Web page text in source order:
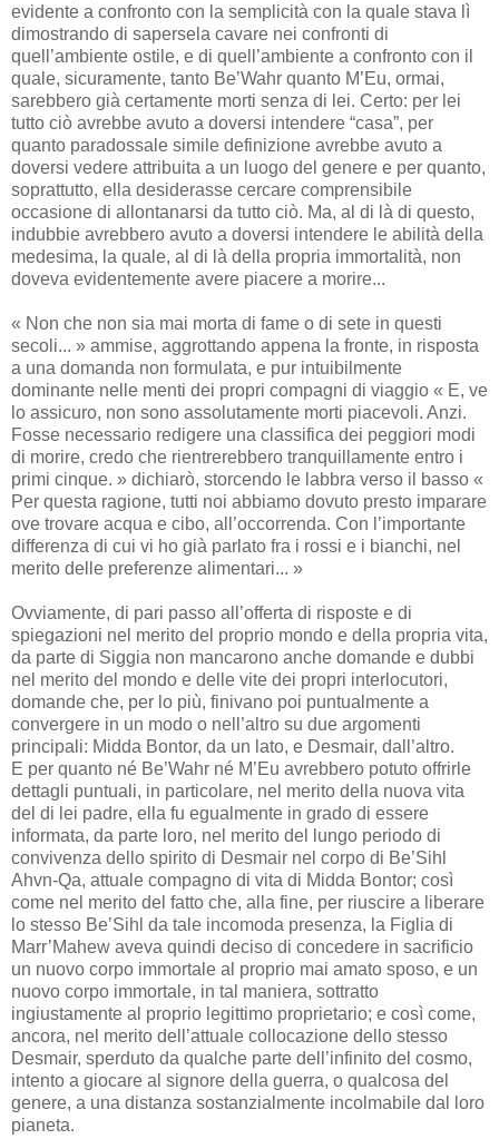
evidente a confronto con la semplicità con la quale stava lì
dimostrando di sapersela cavare nei confronti di
quell’ambiente ostile, e di quell’ambiente a confronto con il
quale, sicuramente, tanto Be’Wahr quanto M’Eu, ormai,
sarebbero già certamente morti senza di lei. Certo: per lei
tutto ciò avrebbe avuto a doversi intendere “casa”, per
quanto paradossale simile definizione avrebbe avuto a
doversi vedere attribuita a un luogo del genere e per quanto,
soprattutto, ella desiderasse cercare comprensibile
occasione di allontanarsi da tutto ciò. Ma, al di là di questo,
indubbie avrebbero avuto a doversi intendere le abilità della
medesima, la quale, al di là della propria immortalità, non
doveva evidentemente avere piacere a morire...
« Non che non sia mai morta di fame o di sete in questi
secoli... » ammise, aggrottando appena la fronte, in risposta
a una domanda non formulata, e pur intuibilmente
dominante nelle menti dei propri compagni di viaggio « E, ve
lo assicuro, non sono assolutamente morti piacevoli. Anzi.
Fosse necessario redigere una classifica dei peggiori modi
di morire, credo che rientrerebbero tranquillamente entro i
primi cinque. » dichiarò, storcendo le labbra verso il basso «
Per questa ragione, tutti noi abbiamo dovuto presto imparare
ove trovare acqua e cibo, all’occorrenda. Con l’importante
differenza di cui vi ho già parlato fra i rossi e i bianchi, nel
merito delle preferenze alimentari... »
Ovviamente, di pari passo all’offerta di risposte e di
spiegazioni nel merito del proprio mondo e della propria vita,
da parte di Siggia non mancarono anche domande e dubbi
nel merito del mondo e delle vite dei propri interlocutori,
domande che, per lo più, finivano poi puntualmente a
convergere in un modo o nell’altro su due argomenti
principali: Midda Bontor, da un lato, e Desmair, dall’altro.
E per quanto né Be’Wahr né M’Eu avrebbero potuto offrirle
dettagli puntuali, in particolare, nel merito della nuova vita
del di lei padre, ella fu egualmente in grado di essere
informata, da parte loro, nel merito del lungo periodo di
convivenza dello spirito di Desmair nel corpo di Be’Sihl
Ahvn-Qa, attuale compagno di vita di Midda Bontor; così
come nel merito del fatto che, alla fine, per riuscire a liberare
lo stesso Be’Sihl da tale incomoda presenza, la Figlia di
Marr’Mahew aveva quindi deciso di concedere in sacrificio
un nuovo corpo immortale al proprio mai amato sposo, e un
nuovo corpo immortale, in tal maniera, sottratto
ingiustamente al proprio legittimo proprietario; e così come,
ancora, nel merito dell’attuale collocazione dello stesso
Desmair, sperduto da qualche parte dell’infinito del cosmo,
intento a giocare al signore della guerra, o qualcosa del
genere, a una distanza sostanzialmente incolmabile dal loro
pianeta.